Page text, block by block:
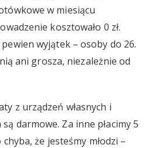
w miesiącu
kosztowało 0 zł.
wyjątek – osoby do 26.
ani grosza, niezależnie od
z urządzeń własnych i
darmowe. Za inne płacimy 5
że jesteśmy młodzi –